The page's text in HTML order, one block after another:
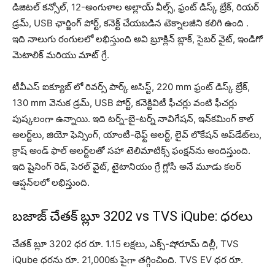
డిజిటల్ కన్సోల్, 12-అంగుళాల అల్లాయ్ వీల్స్, ఫ్రంట్ డిస్క్ బ్రేక్, రియర్
డ్రమ్, USB ఛార్జింగ్ పోర్ట్, కనెక్ట్ చేయబడిన టెక్నాలజీని కలిగి ఉంది .
ఇది నాలుగు రంగులలో లభిస్తుంది అవి బ్రూక్లిన్ బ్లాక్, సైబర్ వైట్, ఇండిగో
మెటాలిక్ మరియు మాట్ గ్రే.
టీవీఎస్ ఐక్యూబ్ లో రివర్స్ పార్క్ అసిస్ట్, 220 mm ఫ్రంట్ డిస్క్ బ్రేక్,
130 mm వెనుక డ్రమ్, USB పోర్ట్, కనెక్టివిటీ ఫీచర్లు వంటి ఫీచర్లు
పుష్కలంగా ఉన్నాయి. ఇది టర్న్-బై-టర్న్ నావిగేషన్, ఇన్‌కమింగ్ కాల్
అలర్ట్‌లు, జియో ఫెన్సింగ్, యాంటీ-థెఫ్ట్ అలర్ట్, లైవ్ లొకేషన్ అప్‌డేట్‌లు,
క్రాష్ అండ్ ఫాల్ అలర్ట్‌లతో సహా టెలిమాటిక్స్ ఫంక్షన్‌ను అందిస్తుంది.
ఇది షైనింగ్ రెడ్, పెరల్ వైట్, టైటానియం గ్రే గ్లోసీ అనే మూడు కలర్
ఆప్షన్‌లలో లభిస్తుంది.
బజాజ్ చేతక్ బ్లూ 3202 vs TVS iQube: ధరలు
చేతక్ బ్లూ 3202 ధర రూ. 1.15 లక్షలు, ఎక్స్-షోరూమ్ దిల్లీ, TVS
iQube ధరను రూ. 21,000కు పైగా తగ్గించింది. TVS EV ధర రూ.